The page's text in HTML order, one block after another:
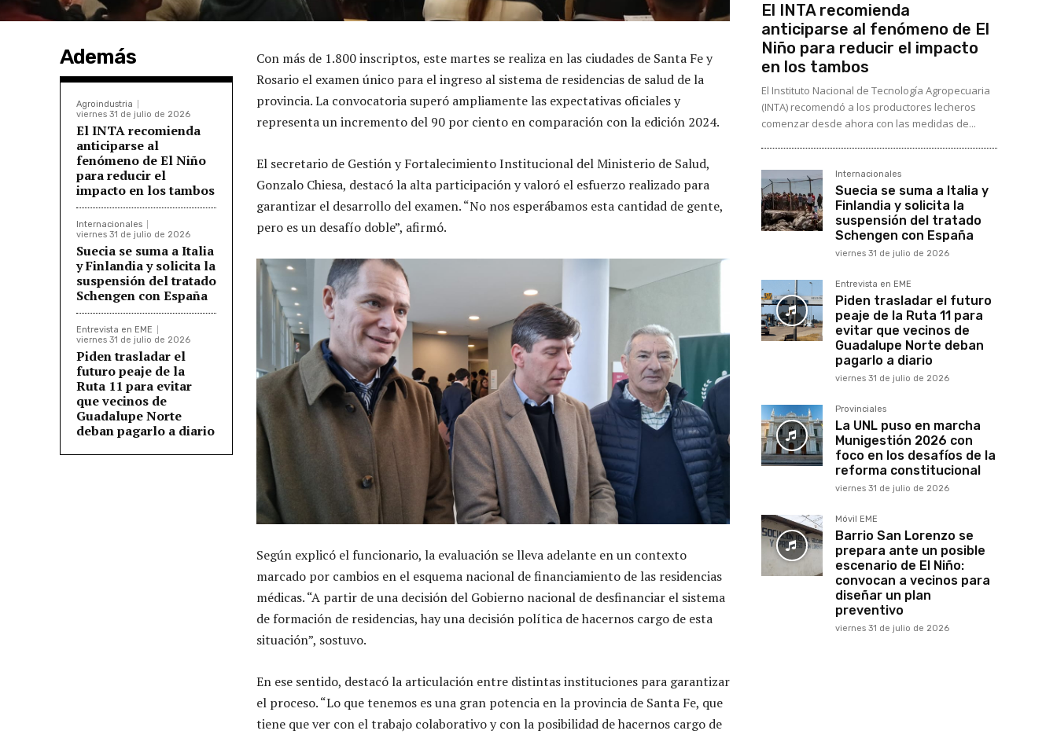
Además
Agroindustria
viernes 31 de julio de 2026
El INTA recomienda
anticiparse al
fenómeno de El Niño
para reducir el
impacto en los tambos
Internacionales
viernes 31 de julio de 2026
Suecia se suma a Italia
y Finlandia y solicita la
suspensión del tratado
Schengen con España
Entrevista en EME
viernes 31 de julio de 2026
Piden trasladar el
futuro peaje de la
Ruta 11 para evitar
que vecinos de
Guadalupe Norte
deban pagarlo a diario
Con más de 1.800 inscriptos, este martes se realiza en las ciudades de Santa Fe y
Rosario el examen único para el ingreso al sistema de residencias de salud de la
provincia. La convocatoria superó ampliamente las expectativas oficiales y
representa un incremento del 90 por ciento en comparación con la edición 2024.
El secretario de Gestión y Fortalecimiento Institucional del Ministerio de Salud,
Gonzalo Chiesa, destacó la alta participación y valoró el esfuerzo realizado para
garantizar el desarrollo del examen. “No nos esperábamos esta cantidad de gente,
pero es un desafío doble”, afirmó.
Según explicó el funcionario, la evaluación se lleva adelante en un contexto
marcado por cambios en el esquema nacional de financiamiento de las residencias
médicas. “A partir de una decisión del Gobierno nacional de desfinanciar el sistema
de formación de residencias, hay una decisión política de hacernos cargo de esta
situación”, sostuvo.
En ese sentido, destacó la articulación entre distintas instituciones para garantizar
el proceso. “Lo que tenemos es una gran potencia en la provincia de Santa Fe, que
tiene que ver con el trabajo colaborativo y con la posibilidad de hacernos cargo de
El INTA recomienda
anticiparse al fenómeno de El
Niño para reducir el impacto
en los tambos
El Instituto Nacional de Tecnología Agropecuaria
(INTA) recomendó a los productores lecheros
comenzar desde ahora con las medidas de...
Internacionales
Suecia se suma a Italia y
Finlandia y solicita la
suspensión del tratado
Schengen con España
viernes 31 de julio de 2026
Entrevista en EME
Piden trasladar el futuro
peaje de la Ruta 11 para
evitar que vecinos de
Guadalupe Norte deban
pagarlo a diario
viernes 31 de julio de 2026
Provinciales
La UNL puso en marcha
Munigestión 2026 con
foco en los desafíos de la
reforma constitucional
viernes 31 de julio de 2026
Móvil EME
Barrio San Lorenzo se
prepara ante un posible
escenario de El Niño:
convocan a vecinos para
diseñar un plan
preventivo
viernes 31 de julio de 2026